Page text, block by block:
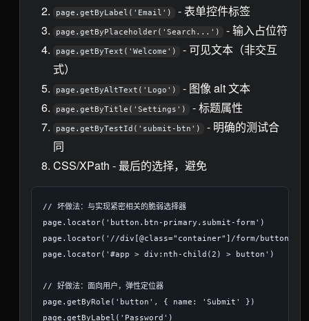
page.getByLabel('Email') - 表单控件标签
page.getByPlaceholder('Search...') - 输入占位符
page.getByText('Welcome')
- 可见文本（非交互
式）
page.getByAltText('Logo') - 图像 alt 文本
page.getByTitle('Settings') - 标题属性
page.getByTestId('submit-btn')
- 明确的测试合
同
CSS/XPath - 最后的选择，避免
// 坏做法：与实现紧密相关的脆弱选择器
page.locator('button.btn-primary.submit-form')
page.locator('//div[@class="container"]/form/button')
page.locator('#app > div:nth-child(2) > button')
// 好做法：面向用户，弹性定位器
page.getByRole('button', { name: 'Submit' })